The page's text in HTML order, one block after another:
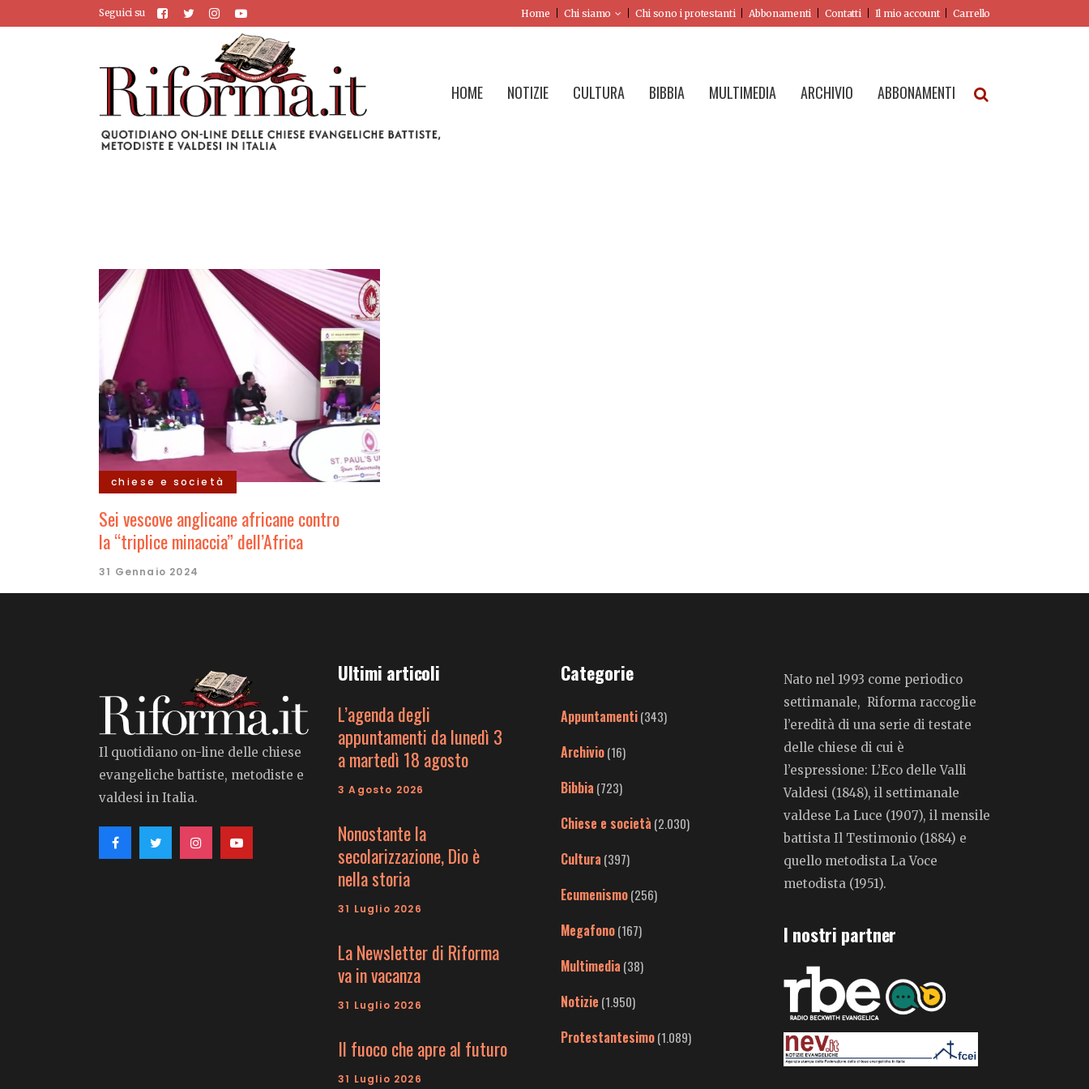
Seguici su Home Chi siamo Chi sono i protestanti Abbonamenti Contatti Il mio account Carrello
HOME NOTIZIE CULTURA BIBBIA MULTIMEDIA ARCHIVIO ABBONAMENTI
chiese e società
Sei vescove anglicane africane contro
la “triplice minaccia” dell’Africa
31 Gennaio 2024
Il quotidiano on-line delle chiese
evangeliche battiste, metodiste e
valdesi in Italia.
Ultimi articoli
L’agenda degli
appuntamenti da lunedì 3
a martedì 18 agosto
3 Agosto 2026
Nonostante la
secolarizzazione, Dio è
nella storia
31 Luglio 2026
La Newsletter di Riforma
va in vacanza
31 Luglio 2026
Il fuoco che apre al futuro
31 Luglio 2026
Categorie
Appuntamenti(343)
Archivio(16)
Bibbia (723)
Chiese e società (2.030)
Cultura (397)
Ecumenismo(256)
Megafono(167)
Multimedia (38)
Notizie (1.950)
Protestantesimo(1.089)
Nato nel 1993 come periodico
settimanale, Riforma raccoglie
l’eredità di una serie di testate
delle chiese di cui è
l’espressione: L’Eco delle Valli
Valdesi (1848), il settimanale
valdese La Luce (1907), il mensile
battista Il Testimonio (1884) e
quello metodista La Voce
metodista (1951).
I nostri partner